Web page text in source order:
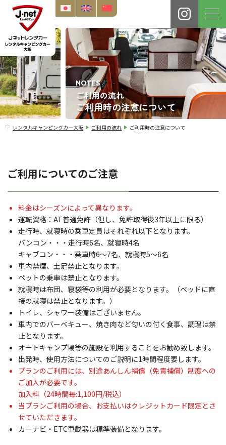
NOTES
ご利用の流れ
ご利用時の注意について
レンタルキャンピングカー大阪 ご利用の流れ ご利用時の注意について
ご利用についてのご注意
料金はシーズンによって異なります。
運転資格：AT普通免許（但し、免許取得後3年以上に限る）
走行時、就寝時の乗車定員はそれぞれ以下となります。
バンコン・・・走行時6名、就寝時4名
キャブコン・・・乗車時6～7名、就寝時5～6名
車内禁煙、土足禁止となります。
ペットの乗車は禁止となります。
就寝時は布団、寝袋等の利用が必要となります。（ベッドに直
接の就寝は禁止となります。）
トイレ、シャワー装備はございません。
車内でのバーベキュー、焼き肉など匂いの付く食事、調理は禁
止となります。
オートキャンプ場等の施設を利用することをお勧め致します。
出発時、使用方法についてのご説明に1時間程度要します。
プランのご利用には、別途あんしん補償（免責補償）制度への
ご加入が必要です。
加入料（24時間毎:1,100円/税込）
当プランご利用の場合、お支払いはクレジットカード限定とさ
せていただきます。
カーナビ・ETC車載器は標準装備となります。